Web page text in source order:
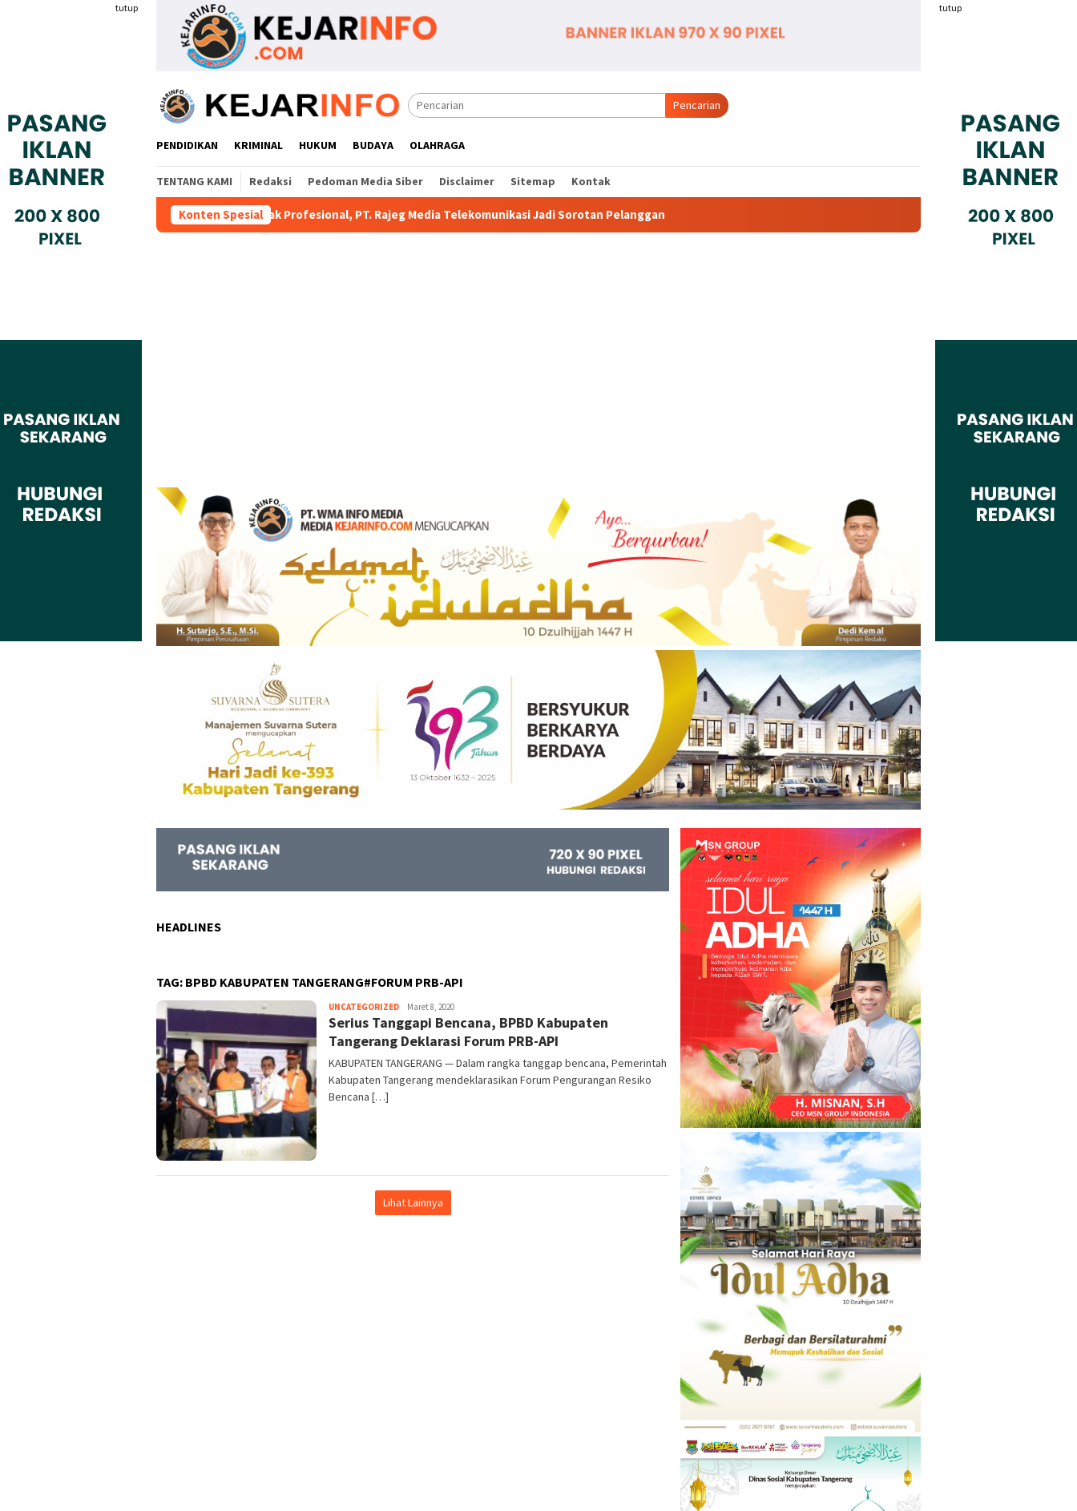
tutup tutup
Pencarian
PENDIDIKAN KRIMINAL HUKUM BUDAYA OLAHRAGA
TENTANG KAMI Redaksi Pedoman Media Siber Disclaimer Sitemap Kontak
Konten Spesial
Dianggap Tidak Profesional, PT. Rajeg Media Telekomunikasi Jadi Sorotan Pelanggan
HEADLINES
TAG: BPBD KABUPATEN TANGERANG#FORUM PRB-API
UNCATEGORIZED Kejar
Info
Maret 8, 2020
Serius Tanggapi Bencana, BPBD Kabupaten
Tangerang Deklarasi Forum PRB-API
KABUPATEN TANGERANG — Dalam rangka tanggap bencana, Pemerintah
Kabupaten Tangerang mendeklarasikan Forum Pengurangan Resiko
Bencana […]
Lihat Lainnya